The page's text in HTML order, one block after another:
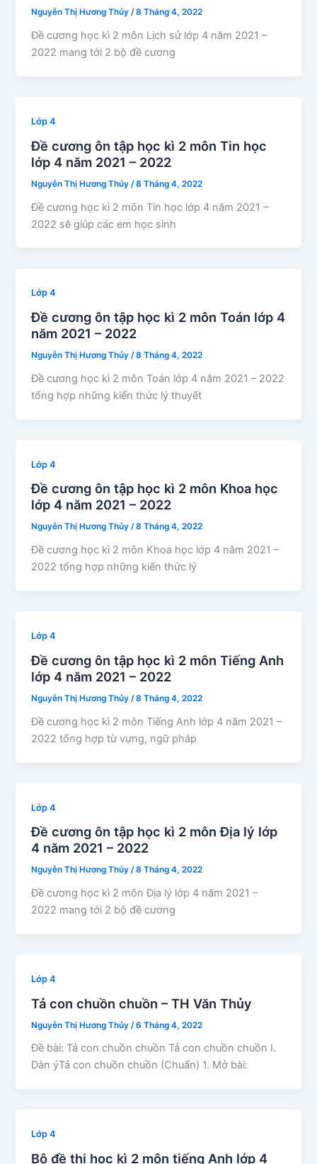
Nguyễn Thị Hương Thủy/8 Tháng 4, 2022
Đề cương học kì 2 môn Lịch sử lớp 4 năm 2021 –
2022 mang tới 2 bộ đề cương
Lớp 4
Đề cương ôn tập học kì 2 môn Tin học
lớp 4 năm 2021 – 2022
Nguyễn Thị Hương Thủy /8 Tháng 4, 2022
Đề cương học kì 2 môn Tin học lớp 4 năm 2021 –
2022 sẽ giúp các em học sinh
Lớp 4
Đề cương ôn tập học kì 2 môn Toán lớp 4
năm 2021 – 2022
Nguyễn Thị Hương Thủy/8 Tháng 4, 2022
Đề cương học kì 2 môn Toán lớp 4 năm 2021 – 2022
tổng hợp những kiến thức lý thuyết
Lớp 4
Đề cương ôn tập học kì 2 môn Khoa học
lớp 4 năm 2021 – 2022
Nguyễn Thị Hương Thủy/8 Tháng 4, 2022
Đề cương học kì 2 môn Khoa học lớp 4 năm 2021 –
2022 tổng hợp những kiến thức lý
Lớp 4
Đề cương ôn tập học kì 2 môn Tiếng Anh
lớp 4 năm 2021 – 2022
Nguyễn Thị Hương Thủy /8 Tháng 4, 2022
Đề cương học kì 2 môn Tiếng Anh lớp 4 năm 2021 –
2022 tổng hợp từ vựng, ngữ pháp
Lớp 4
Đề cương ôn tập học kì 2 môn Địa lý lớp
4 năm 2021 – 2022
Nguyễn Thị Hương Thủy/8 Tháng 4, 2022
Đề cương học kì 2 môn Địa lý lớp 4 năm 2021 –
2022 mang tới 2 bộ đề cương
Lớp 4
Tả con chuồn chuồn – TH Văn Thủy
Nguyễn Thị Hương Thủy /6 Tháng 4, 2022
Đề bài: Tả con chuồn chuồn Tả con chuồn chuồn I.
Dàn ýTả con chuồn chuồn (Chuẩn) 1. Mở bài:
Lớp 4
Bộ đề thi học kì 2 môn tiếng Anh lớp 4